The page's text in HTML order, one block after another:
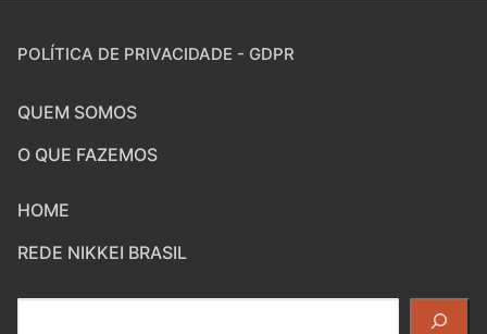
POLÍTICA DE PRIVACIDADE - GDPR
QUEM SOMOS
O QUE FAZEMOS
HOME
REDE NIKKEI BRASIL